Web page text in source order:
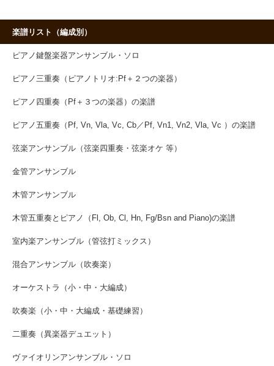
楽譜リスト（編成別）
ピアノ鍵盤楽器アンサンブル・ソロ
ピアノ三重奏（ピアノトリオ:Pf＋２つの楽器）
ピアノ四重奏（Pf＋３つの楽器）の楽譜
ピアノ五重奏（Pf, Vn, Vla, Vc, Cb／Pf, Vn1, Vn2, Vla, Vc ）の楽譜
弦楽アンサンブル（弦楽四重奏・弦楽オケ 等）
金管アンサンブル
木管アンサンブル
木管五重奏とピアノ（Fl, Ob, Cl, Hn, Fg/Bsn and Piano)の楽譜
室内楽アンサンブル（管弦打ミックス）
混合アンサンブル（吹奏楽）
オーケストラ（小・中・大編成）
吹奏楽（小・中・大編成・基礎練習）
二重奏（異楽器デュエット）
ヴァイオリンアンサンブル・ソロ